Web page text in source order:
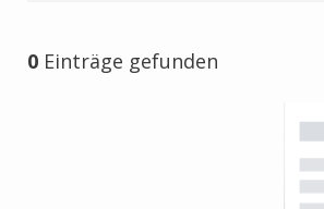
0 Einträge gefunden